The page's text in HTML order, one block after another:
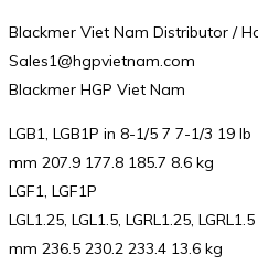
Blackmer Viet Nam Distributor /
Sales1@hgpvietnam.com
Blackmer HGP Viet Nam
LGB1, LGB1P in 8-1/5 7 7-1/3 19 lb
mm 207.9 177.8 185.7 8.6 kg
LGF1, LGF1P
LGL1.25, LGL1.5, LGRL1.25,
mm 236.5 230.2 233.4 13.6 kg